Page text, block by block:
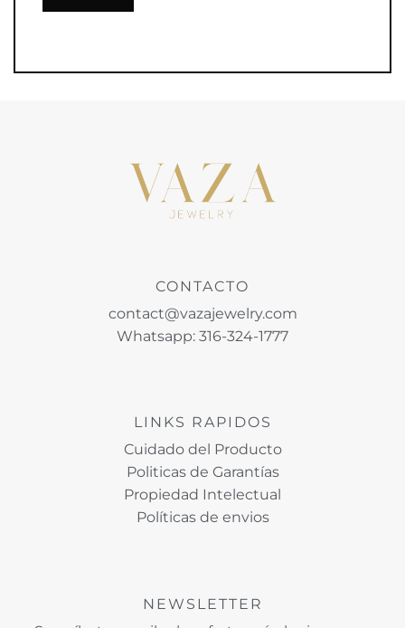
CONTACTO
contact@vazajewelry.com
Whatsapp: 316-324-1777
LINKS RAPIDOS
Cuidado del Producto
Politicas de Garantías
Propiedad Intelectual
Políticas de envios
NEWSLETTER